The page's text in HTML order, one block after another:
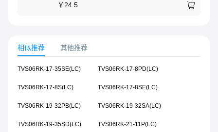
￥ 24.5
相似推荐 其他推荐
TVS06RK-17-35SE(LC) TVS06RK-17-8PD(LC)
TVS06RK-17-8S(LC) TVS06RK-17-8SE(LC)
TVS06RK-19-32PB(LC) TVS06RK-19-32SA(LC)
TVS06RK-19-35SD(LC) TVS06RK-21-11P(LC)